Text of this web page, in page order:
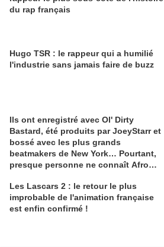
du rap français
Hugo TSR : le rappeur qui a humilié
l'industrie sans jamais faire de buzz
Ils ont enregistré avec Ol' Dirty
Bastard, été produits par JoeyStarr et
bossé avec les plus grands
beatmakers de New York… Pourtant,
presque personne ne connaît Afro
Les Lascars 2 : le retour le plus
improbable de l'animation française
est enfin confirmé !